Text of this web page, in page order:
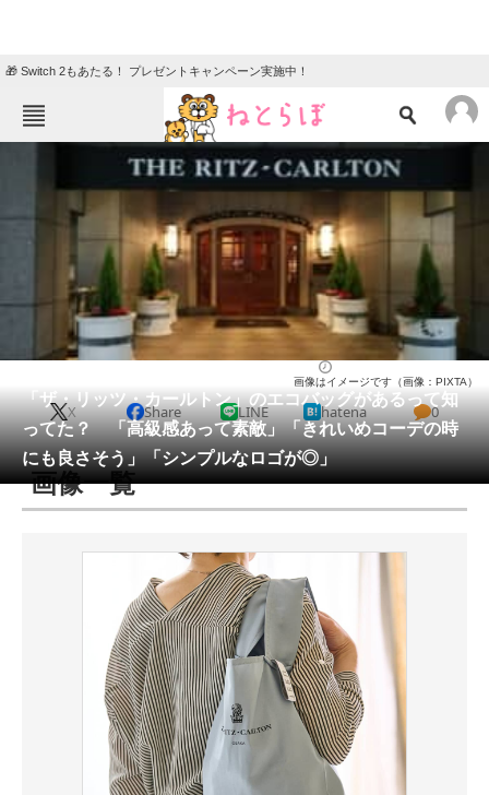
🎁 Switch 2もあたる！ プレゼントキャンペーン実施中！
ねとらぼメニュー
ニュース
エンタメ クイズ
地域
住まい 教育・育児
会員記事
メディア
注目記事を集めた総合ページ
スマホと通信の最新トレンド
進化するPCとデバイスの未来
好きが集まる 比べて選べる
ビジネスと働き方のヒント
AI活用のいまが分かる
「ザ・リッツ・カールトン」のエコバッグがあるって知
ってた？ 「高級感あって素敵」「きれいめコーデの時
にも良さそう」「シンプルなロゴが◎」
画像はイメージです（画像：PIXTA）
X Share LINE hatena 0
画像一覧